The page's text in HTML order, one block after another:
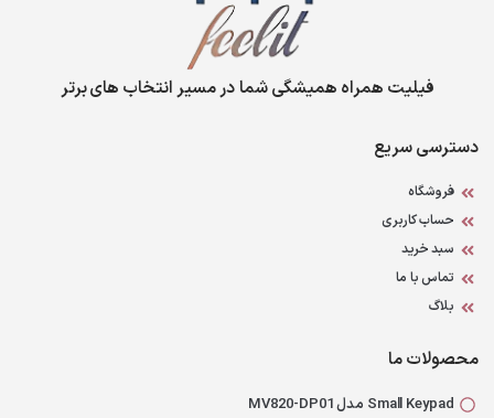
فیلیت همراه همیشگی شما در مسیر انتخاب های برتر
دسترسی سریع
فروشگاه
حساب کاربری
سبد خرید
تماس با ما
بلاگ
محصولات ما
Small Keypad مدل MV820-DP01